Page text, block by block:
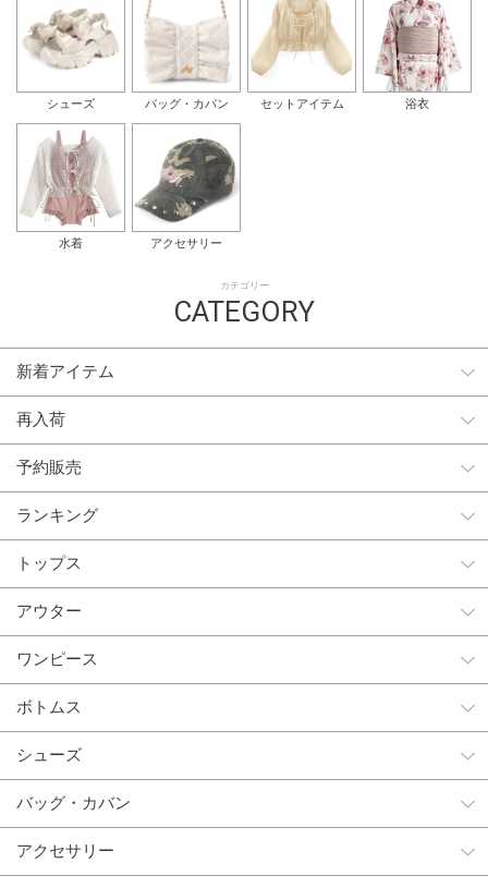
シューズ バッグ・カバン セットアイテム 浴衣
水着 アクセサリー
カテゴリー
CATEGORY
新着アイテム
再入荷
予約販売
ランキング
トップス
アウター
ワンピース
ボトムス
シューズ
バッグ・カバン
アクセサリー